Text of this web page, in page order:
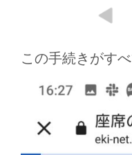
この手続きがす